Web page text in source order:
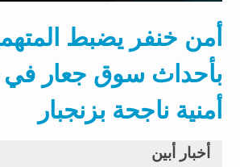
أمن خنفر يضبط
بأحداث سوق جعار في
أمنية ناجحة بزنجبار
أخبار أبين